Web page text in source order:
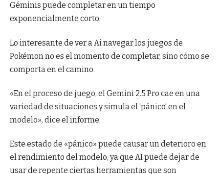
Géminis puede completar en un tiempo
exponencialmente corto.
Lo interesante de ver a Ai navegar los juegos de
Pokémon no es el momento de completar, sino cómo se
comporta en el camino.
«En el proceso de juego, el Gemini 2.5 Pro cae en una
variedad de situaciones y simula el ‘pánico’ en el
modelo», dice el informe.
Este estado de «pánico» puede causar un deterioro en
el rendimiento del modelo, ya que AI puede dejar de
usar de repente ciertas herramientas que son